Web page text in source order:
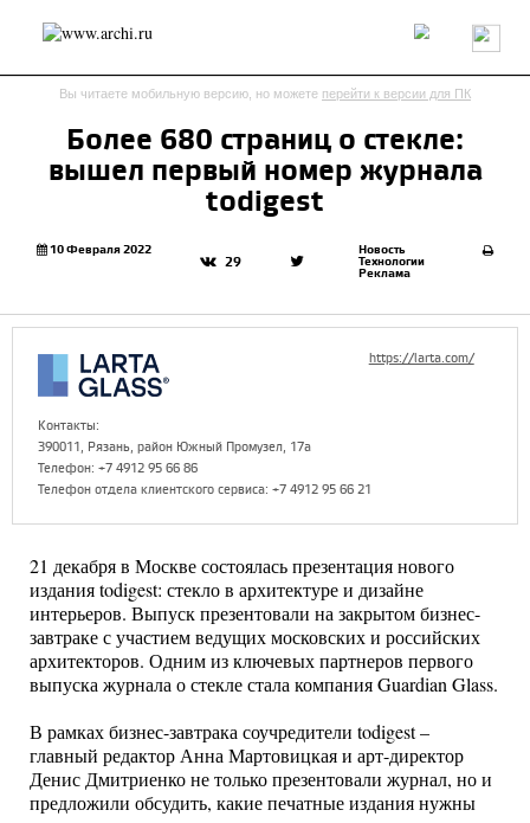
Россия Мир Технологии Интерьер Пресса
Архитекторы
Анонсы конкурсов
Исследование
Обзор
Объект
Результаты конкурса
Архитектура
Выставка
Вы читаете мобильную версию, но можете перейти к версии для ПК
Более 680 страниц о стекле:
вышел первый номер журнала
todigest
10 Февраля 2022
29
Новость
Технологии
Реклама
https://larta.com/
Контакты:
390011, Рязань, район Южный Промузел, 17а
Телефон: +7 4912 95 66 86
Телефон отдела клиентского сервиса: +7 4912 95 66 21
21 декабря в Москве состоялась презентация нового
издания todigest: стекло в архитектуре и дизайне
интерьеров. Выпуск презентовали на закрытом бизнес-
завтраке с участием ведущих московских и российских
архитекторов. Одним из ключевых партнеров первого
выпуска журнала о стекле стала компания Guardian Glass.
В рамках бизнес-завтрака соучредители todigest –
главный редактор Анна Мартовицкая и арт-директор
Денис Дмитриенко не только презентовали журнал, но и
предложили обсудить, какие печатные издания нужны